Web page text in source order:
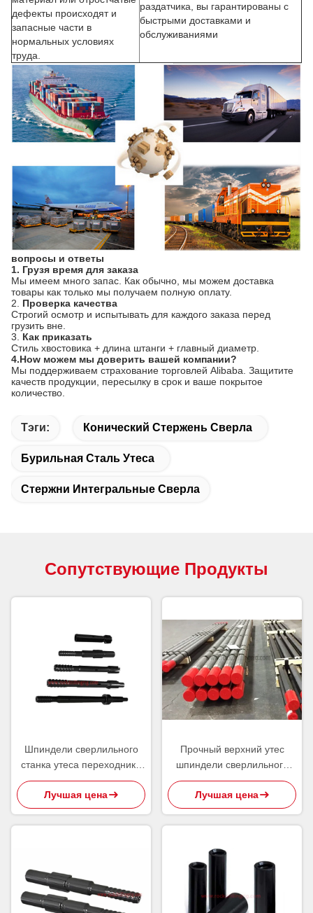
дефекты происходят и
запасные части в
нормальных условиях
труда.
раздатчика, вы гарантированы с
быстрыми доставками и
обслуживаниями
вопросы и ответы
1. Грузя время для заказа
Мы имеем много запас. Как обычно, мы можем доставка
товары как только мы получаем полную оплату.
2. Проверка качества
Строгий осмотр и испытывать для каждого заказа перед
грузить вне.
3. Как приказать
Стиль хвостовика + длина штанги + главный диаметр.
4.How можем мы доверить вашей компании?
Мы поддерживаем страхование торговлей Alibaba. Защитите
качеств продукции, пересылку в срок и ваше покрытое
количество.
Тэги: Конический Стержень Сверла
Бурильная Сталь Утеса
Стержни Интегральные Сверла
Сопутствующие Продукты
Шпиндели сверлильного
станка утеса переходника
хвостовика для
инструмента Монтаберт
Сандвик атласа сверля
Лучшая цена
Прочный верхний утес
шпиндели сверлильного
станка молотка продевает
нитку расширение штангу
Мф для минировать/
взрывая
Лучшая цена